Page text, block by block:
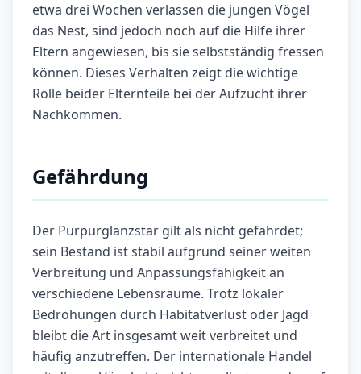
etwa drei Wochen verlassen die jungen Vögel
das Nest, sind jedoch noch auf die Hilfe ihrer
Eltern angewiesen, bis sie selbstständig fressen
können. Dieses Verhalten zeigt die wichtige
Rolle beider Elternteile bei der Aufzucht ihrer
Nachkommen.
Gefährdung
Der Purpurglanzstar gilt als nicht gefährdet;
sein Bestand ist stabil aufgrund seiner weiten
Verbreitung und Anpassungsfähigkeit an
verschiedene Lebensräume. Trotz lokaler
Bedrohungen durch Habitatverlust oder Jagd
bleibt die Art insgesamt weit verbreitet und
häufig anzutreffen. Der internationale Handel